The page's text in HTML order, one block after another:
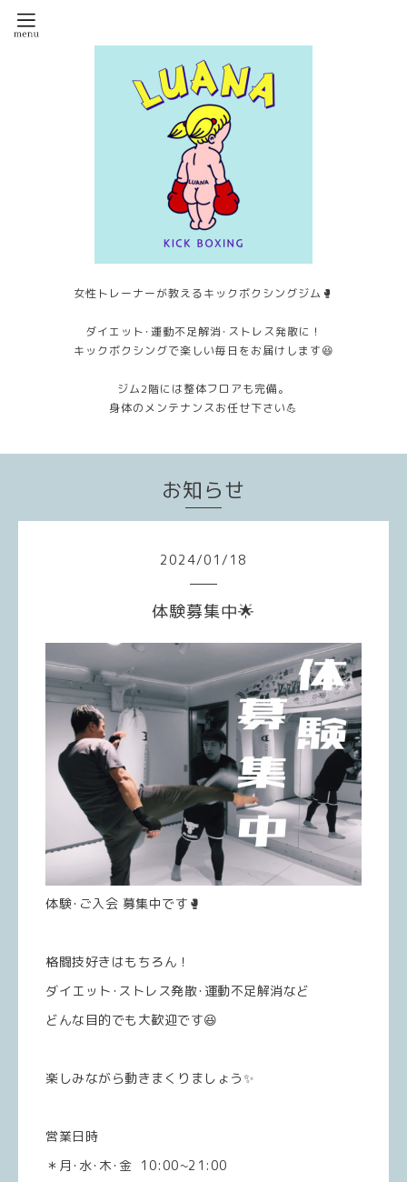
女性トレーナーが教えるキックボクシングジム🥊
ダイエット･運動不足解消･ストレス発散に！
キックボクシングで楽しい毎日をお届けします😆
ジム2階には整体フロアも完備。
身体のメンテナンスお任せ下さい💪
お知らせ
2024/01 / 18
体験募集中🌟
体験･ご入会 募集中です🥊
格闘技好きはもちろん！
ダイエット･ストレス発散･運動不足解消など
どんな目的でも大歓迎です😆
楽しみながら動きまくりましょう✨
営業日時
＊月･水･木･金 10:00~21:00